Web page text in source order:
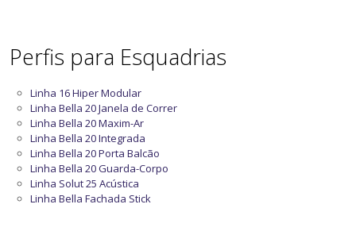
Perfis para Esquadrias
Linha 16 Hiper Modular
Linha Bella 20 Janela de Correr
Linha Bella 20 Maxim-Ar
Linha Bella 20 Integrada
Linha Bella 20 Porta Balcão
Linha Bella 20 Guarda-Corpo
Linha Solut 25 Acústica
Linha Bella Fachada Stick